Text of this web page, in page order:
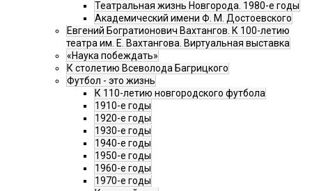
Театральная жизнь Новгорода. 1980-е годы
Академический имени Ф. М. Достоевского
Евгений Богратионович Вахтангов. К 100-летию
театра им. Е. Вахтангова. Виртуальная выставка
«Наука побеждать»
К столетию Всеволода Багрицкого
Футбол - это жизнь
К 110-летию новгородского футбола
1910-е годы
1920-е годы
1930-е годы
1940-е годы
1950-е годы
1960-е годы
1970-е годы